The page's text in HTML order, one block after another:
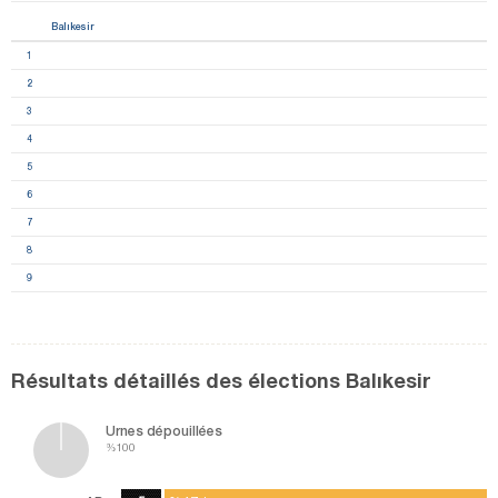
Balıkesir
1
2
3
4
5
6
7
8
9
Résultats détaillés des élections Balıkesir
Urnes dépouillées
%100